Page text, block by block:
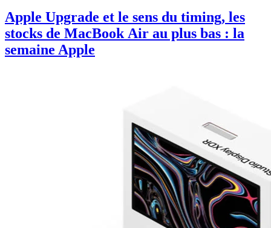
Apple Upgrade et le sens du timing, les
stocks de MacBook Air au plus bas : la
semaine Apple